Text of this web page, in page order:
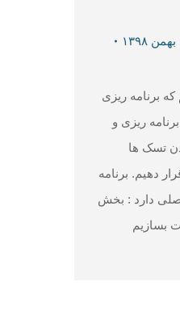
برنامه ریزی
ریزی و
تسک ها
دهیم. برنامه
دارد : بخش
بسازیم